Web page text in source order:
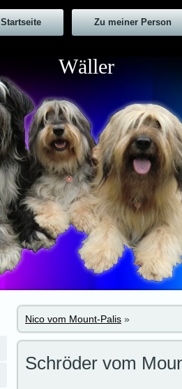
Startseite Zu meiner Person
Wäller
Nico vom Mount-Palis »
Schröder vom